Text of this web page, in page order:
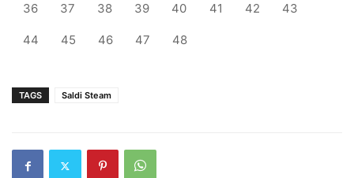
36 37 38 39 40 41 42 43
44 45 46 47 48
TAGS Saldi Steam